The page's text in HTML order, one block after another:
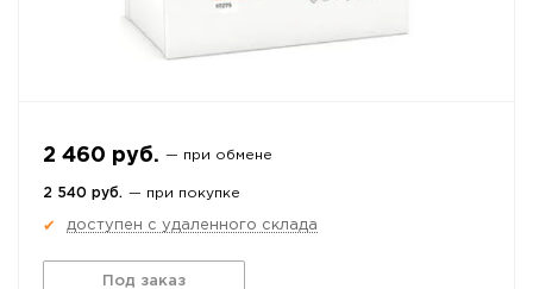
2 460 руб. — при обмене
2 540 руб. — при покупке
✔ доступен с удаленного склада
Под заказ